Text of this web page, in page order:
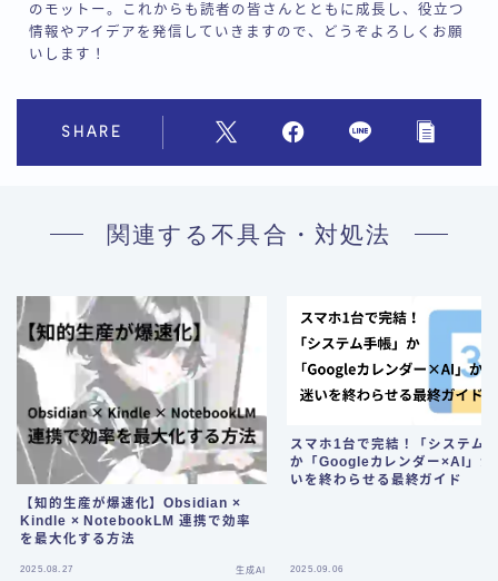
Follow Me
のモットー。これからも読者の皆さんとともに成長し、役立つ
情報やアイデアを発信していきますので、どうぞよろしくお願
いします！
SHARE
関連する不具合・対処法
【知的生産が爆速化】Obsidian ×
Kindle × NotebookLM 連携で効率
を最大化する方法
2025.08.27 生成AI
スマホ1台で完結！「システム
か「Googleカレンダー×AI」
いを終わらせる最終ガイド
2025.09.06